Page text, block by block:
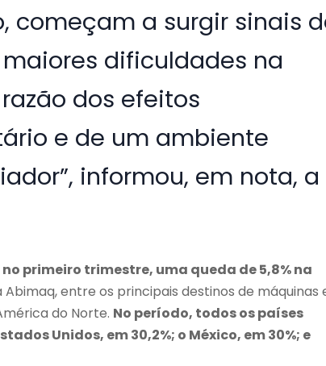
começam a surgir sinais
dificuldades na
dos efeitos
e de um ambiente
informou, em nota, a
primeiro trimestre, uma queda de 5,8% na
Abimaq, entre os principais destinos de máquinas
do Norte. No período, todos os países
Unidos, em 30,2%; o México, em 30%; e